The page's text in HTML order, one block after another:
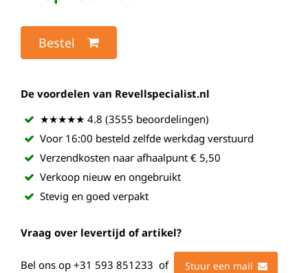
Bestel
De voordelen van Revellspecialist.nl
★★★★★ 4.8 (3555 beoordelingen)
Voor 16:00 besteld zelfde werkdag verstuurd
Verzendkosten naar afhaalpunt € 5,50
Verkoop nieuw en ongebruikt
Stevig en goed verpakt
Vraag over levertijd of artikel?
Bel ons op +31 593 851233 of Stuur een mail